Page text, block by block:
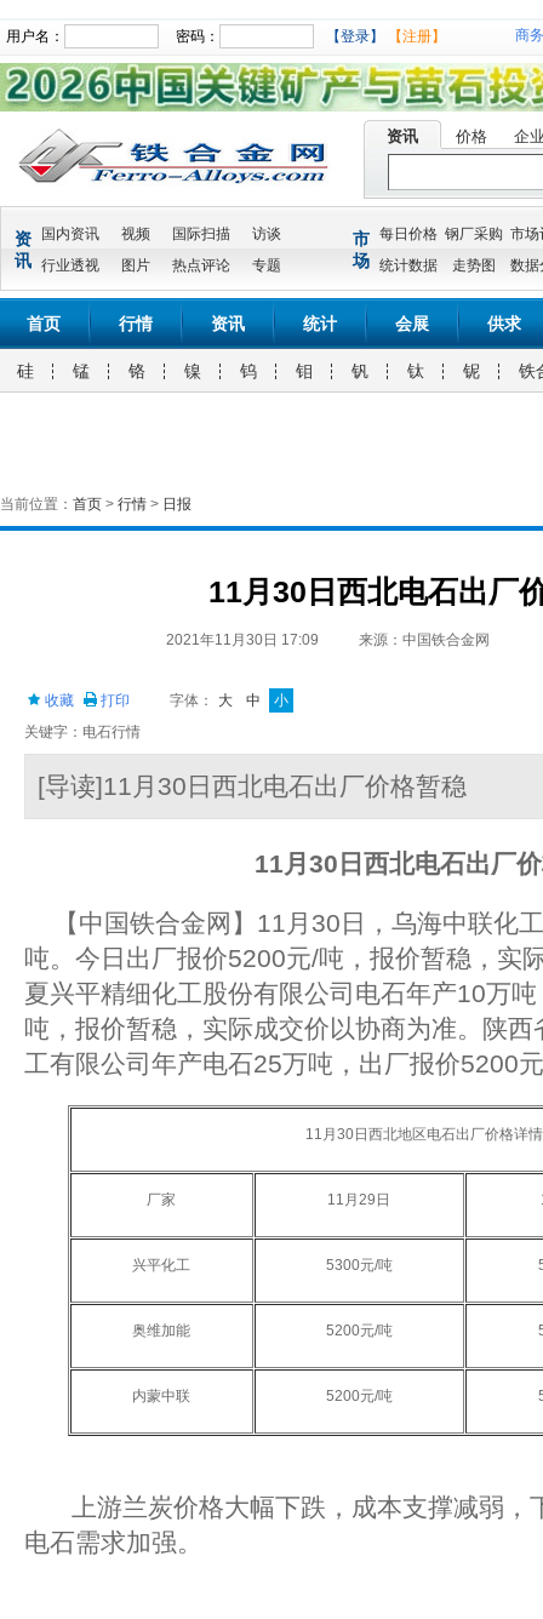
用户名： 密码： 【登录】 【注册】 商
资讯 价格 企
资
讯
国内资讯 视频 国际扫描
访谈
行业透视
图片 热点评论 专题
市
场
每日价格 钢厂采购 市场
统计数据
走势图 数据
首页 行情 资讯 统计 会展 供求
硅 锰 铬 镍 钨 钼 钒 钛 铌 铁
当前位置： 首页 > 行情 > 日报
11月30日西北电石出厂
2021年11月30日 17:09 来源：中国铁合金网
收藏 打印 字体： 大 中
小
关键字：电石行情
[导读]11月30日西北电石出厂价格暂稳
11 月30日西北电石出厂
【中国铁合金网】11月30日，乌海中联化
吨。今日出厂报价5200元/吨，报价暂稳，实
夏兴平精细化工股份有限公司电石年产10万
吨，报价暂稳，实际成交价以协商为准。陕
工有限公司年产电石25万吨，出厂报价5200
11月30日西北地区电石出厂价格详情
厂家 11月29日
兴平化工 5300元/吨
奥维加能 5200元/吨
内蒙中联 5200元/吨
上游兰炭价格大幅下跌，成本支撑减弱，
电石需求加强。